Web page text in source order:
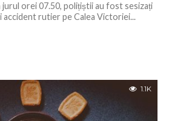
jurul orei 07.50, polițiștii au fost sesizați
rutier pe Calea Victoriei...
1.1K